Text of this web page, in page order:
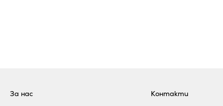
За нас Контакти